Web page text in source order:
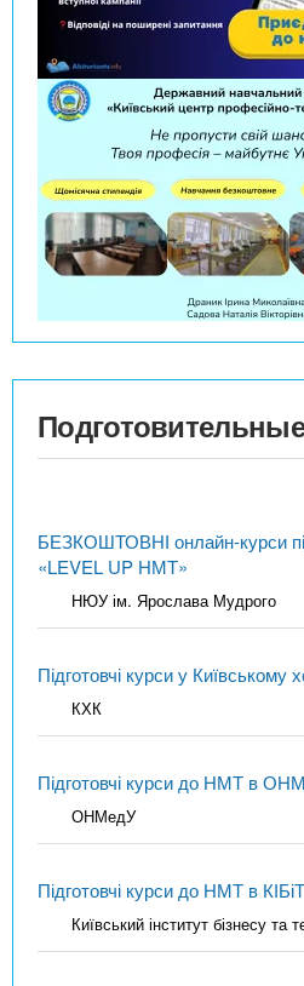
БЕЗКОШТОВНІ онлайн-курси
«LEVEL UP НМТ»
НЮУ ім. Ярослава Мудрого
Підготовчі курси у Київському
КХК
Підготовчі курси до НМТ в
ОНМедУ
Підготовчі курси до НМТ в КІБіТ
Київський інститут бізнесу та